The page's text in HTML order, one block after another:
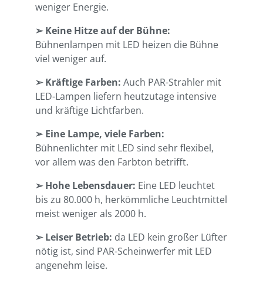
weniger Energie.
➢ Keine Hitze auf der Bühne:
Bühnenlampen mit LED heizen die Bühne
viel weniger auf.
➢ Kräftige Farben: Auch PAR-Strahler mit
LED-Lampen liefern heutzutage intensive
und kräftige Lichtfarben.
➢ Eine Lampe, viele Farben:
Bühnenlichter mit LED sind sehr flexibel,
vor allem was den Farbton betrifft.
➢ Hohe Lebensdauer: Eine LED leuchtet
bis zu 80.000 h, herkömmliche Leuchtmittel
meist weniger als 2000 h.
➢ Leiser Betrieb: da LED kein großer Lüfter
nötig ist, sind PAR-Scheinwerfer mit LED
angenehm leise.